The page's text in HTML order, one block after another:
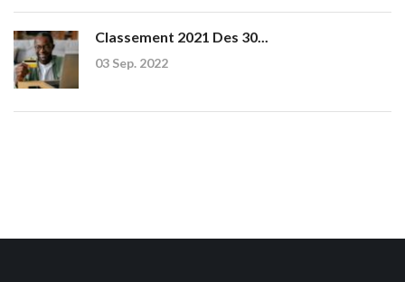
Classement 2021 Des 30...
03 Sep. 2022